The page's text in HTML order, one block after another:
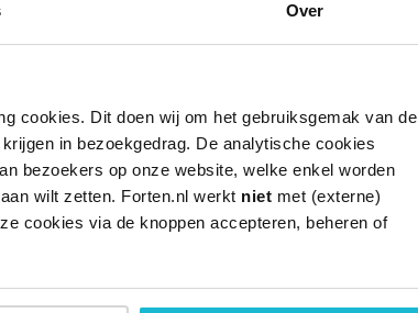
Over
cookies. Dit doen wij om het gebruiksgemak van de
in bezoekgedrag. De analytische cookies
bezoekers op onze website, welke enkel worden
wilt zetten. Forten.nl werkt niet met (externe)
cookies via de knoppen accepteren, beheren of